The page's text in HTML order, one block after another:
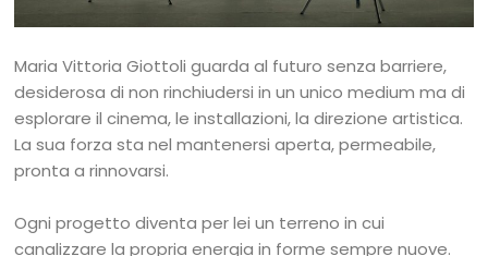
Maria Vittoria Giottoli guarda al futuro senza barriere,
desiderosa di non rinchiudersi in un unico medium ma di
esplorare il cinema, le installazioni, la direzione artistica.
La sua forza sta nel mantenersi aperta, permeabile,
pronta a rinnovarsi.
Ogni progetto diventa per lei un terreno in cui
canalizzare la propria energia in forme sempre nuove.